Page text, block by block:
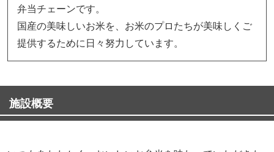
弁当チェーンです。
国産の美味しいお米を、お米のプロたちが美味しくご
提供するために日々努力しています。
施設概要